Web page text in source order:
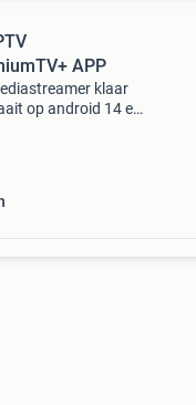
APP
klaar
op android 14 en